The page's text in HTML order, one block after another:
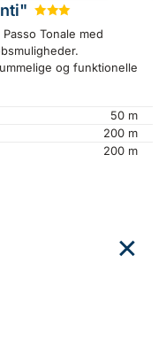
★★
Tonale med
og funktionelle
50 m
200 m
200 m